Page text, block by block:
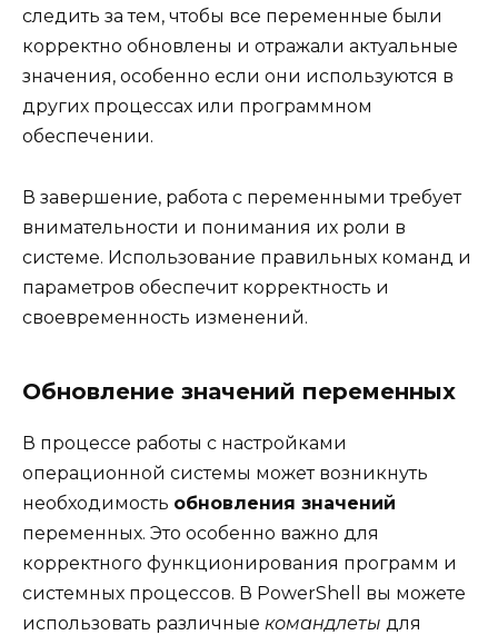
следить за тем, чтобы все переменные были
корректно обновлены и отражали актуальные
значения, особенно если они используются в
других процессах или программном
обеспечении.
В завершение, работа с переменными требует
внимательности и понимания их роли в
системе. Использование правильных команд и
параметров обеспечит корректность и
своевременность изменений.
Обновление значений переменных
В процессе работы с настройками
операционной системы может возникнуть
необходимость обновления значений
переменных. Это особенно важно для
корректного функционирования программ и
системных процессов. В PowerShell вы можете
использовать различные командлеты для